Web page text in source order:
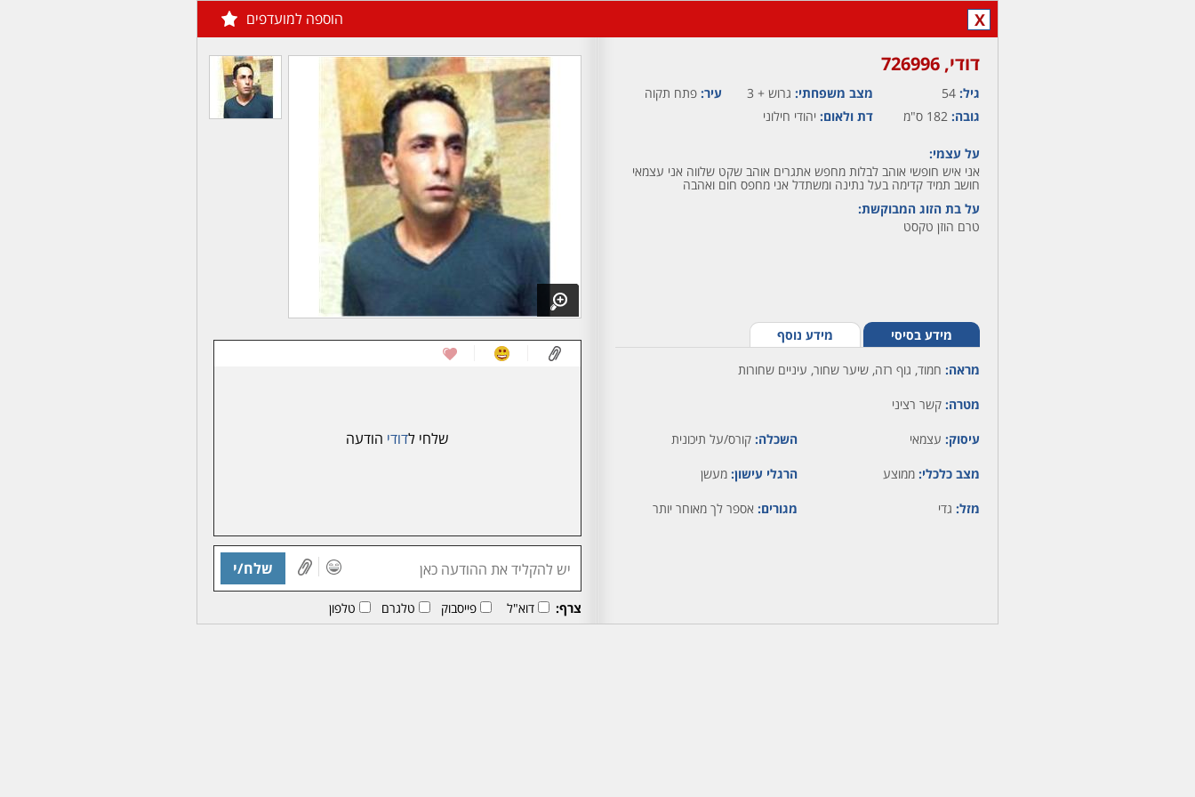
X הוספה למועדפים
דודי,‏ 726996
גיל: 54 מצב משפחתי: גרוש + 3 עיר: פתח תקוה
גובה: 182 ס"מ דת ולאום: יהודי חילוני
על עצמי:
אני איש חופשי אוהב לבלות מחפש אתגרים אוהב שקט שלווה אני עצמאי
חושב תמיד קדימה בעל נתינה ומשתדל אני מחפס חום ואהבה
על בת הזוג המבוקשת:
טרם הוזן טקסט
מידע בסיסי מידע נוסף
מראה: חמוד, גוף רזה, שיער שחור, עיניים שחורות
מטרה: קשר רציני
עיסוק: עצמאי השכלה: קורס/על תיכונית
מצב כלכלי: ממוצע הרגלי עישון: מעשן
מזל: גדי מגורים: אספר לך מאוחר יותר
שלחי לדודי הודעה
שלח/י
צרף: דוא"ל פייסבוק טלגרם טלפון